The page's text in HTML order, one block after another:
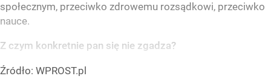
społecznym, przeciwko zdrowemu rozsądkowi, przeciwko
nauce.
Z czym konkretnie pan się nie zgadza?
Źródło: WPROST.pl